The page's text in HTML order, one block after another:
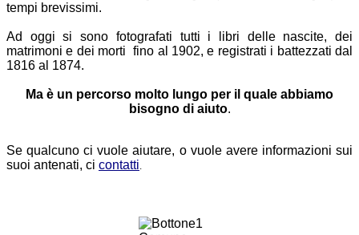
tempi brevissimi.
Ad oggi si sono fotografati tutti i libri delle nascite, dei
matrimoni e dei morti fino al 1902, e registrati i battezzati dal
1816 al 1874.
Ma è un percorso molto lungo per il quale abbiamo
bisogno di aiuto.
Se qualcuno ci vuole aiutare, o vuole avere informazioni sui
suoi antenati, ci contatti